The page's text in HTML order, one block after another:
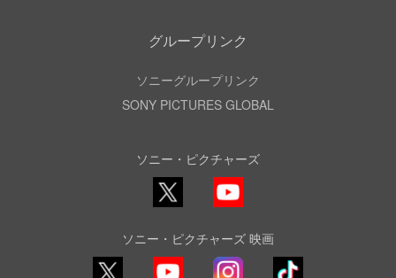
グループリンク
ソニーグループリンク
SONY PICTURES GLOBAL
ソニー・ピクチャーズ
ソニー・ピクチャーズ 映画